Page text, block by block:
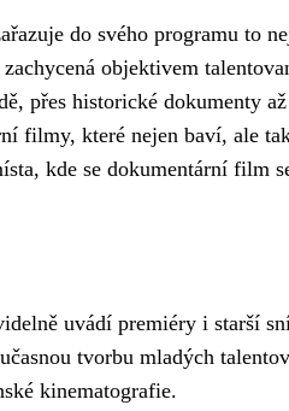
do svého programu to
objektivem
přes historické dokumenty
filmy, které nejen baví, ale
kde se dokumentární film
uvádí premiéry i starší
tvorbu mladých
kinematografie.